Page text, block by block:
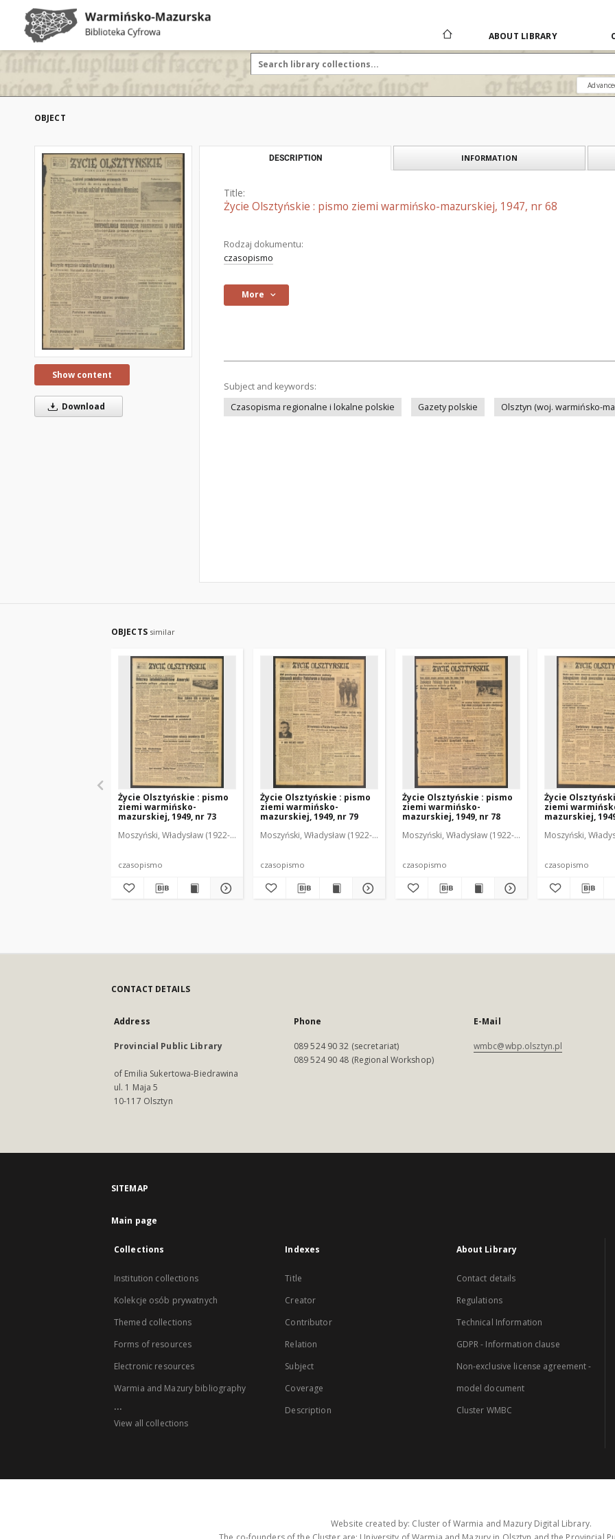
ABOUT LIBRARY
OBJECT
Show content
Download
DESCRIPTION INFORMATION
Title:
Życie Olsztyńskie : pismo ziemi warmińsko-mazurskiej, 1947, nr 68
Rodzaj dokumentu:
czasopismo
More
Subject and keywords:
Czasopisma regionalne i lokalne polskie
Gazety polskie Olsztyn (woj. warmińsko-
OBJECTS similar
Życie Olsztyńskie : pismo
ziemi warmińsko-
mazurskiej, 1949, nr 73
Moszyński, Władysław (1922-2001). Red. Mroczkowski, Włodzimierz (1902-1971). Red. Osiecki, Andrzej. Red.
czasopismo
Życie Olsztyńskie : pismo
ziemi warmińsko-
mazurskiej, 1949, nr 79
Moszyński, Władysław (1922-2001). Red. Mroczkowski, Włodzimierz (1902-1971). Red.
czasopismo
Życie Olsztyńskie : pismo
ziemi warmińsko-
mazurskiej, 1949, nr 78
Moszyński, Władysław (1922-2001). Red. Mroczkowski,
czasopismo
Życie
ziemi
mazurskiej,
Moszyński,
czasopismo
CONTACT DETAILS
Address
Provincial Public Library
of Emilia Sukertowa-Biedrawina
ul. 1 Maja 5
10-117 Olsztyn
Phone
089 524 90 32 (secretariat)
089 524 90 48 (Regional Workshop)
E-Mail
wmbc@wbp.olsztyn.pl
SITEMAP
Main page
Collections
Institution collections
Kolekcje osób prywatnych
Themed collections
Forms of resources
Electronic resources
Warmia and Mazury bibliography
...
View all collections
Indexes
Title
Creator
Contributor
Relation
Subject
Coverage
Description
About Library
Contact details
Regulations
Technical Information
GDPR - Information clause
Non-exclusive license agreement -
model document
Cluster WMBC
Website created by: Cluster of Warmia and Mazury Digital Library.